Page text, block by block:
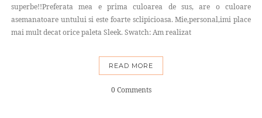
superbe!!Preferata mea e prima culoarea de sus, are o culoare
asemanatoare untului si este foarte sclipicioasa. Mie,personal,imi place
mai mult decat orice paleta Sleek. Swatch: Am realizat
READ MORE
0 Comments